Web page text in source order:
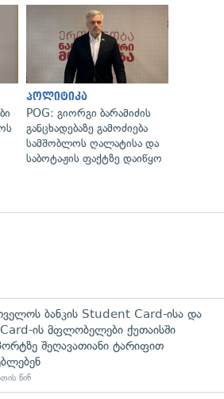
პოლიტიკა
POG: გიორგი ბარამიძის
განცხადებაზე გამოძიება
სამშობლოს ღალატისა და
საბოტაჟის ფაქტზე დაიწყო
ბანკის Student Card-ისა და
ის მფლობელები ქუთაისში
შეღავათიანი ტარიფით
წინ